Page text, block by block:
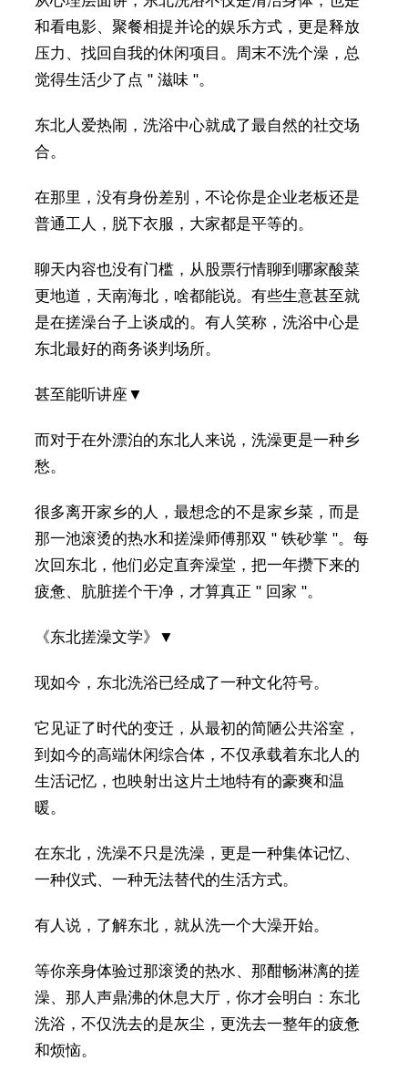
和看电影、聚餐相提并论的娱乐方式，更是释放
压力、找回自我的休闲项目。周末不洗个澡，总
觉得生活少了点 " 滋味 "。
东北人爱热闹，洗浴中心就成了最自然的社交场
合。
在那里，没有身份差别，不论你是企业老板还是
普通工人，脱下衣服，大家都是平等的。
聊天内容也没有门槛，从股票行情聊到哪家酸菜
更地道，天南海北，啥都能说。有些生意甚至就
是在搓澡台子上谈成的。有人笑称，洗浴中心是
东北最好的商务谈判场所。
甚至能听讲座▼
而对于在外漂泊的东北人来说，洗澡更是一种乡
愁。
很多离开家乡的人，最想念的不是家乡菜，而是
那一池滚烫的热水和搓澡师傅那双 " 铁砂掌 "。每
次回东北，他们必定直奔澡堂，把一年攒下来的
疲惫、肮脏搓个干净，才算真正 " 回家 "。
《东北搓澡文学》▼
现如今，东北洗浴已经成了一种文化符号。
它见证了时代的变迁，从最初的简陋公共浴室，
到如今的高端休闲综合体，不仅承载着东北人的
生活记忆，也映射出这片土地特有的豪爽和温
暖。
在东北，洗澡不只是洗澡，更是一种集体记忆、
一种仪式、一种无法替代的生活方式。
有人说，了解东北，就从洗一个大澡开始。
等你亲身体验过那滚烫的热水、那酣畅淋漓的搓
澡、那人声鼎沸的休息大厅，你才会明白：东北
洗浴，不仅洗去的是灰尘，更洗去一整年的疲惫
和烦恼。